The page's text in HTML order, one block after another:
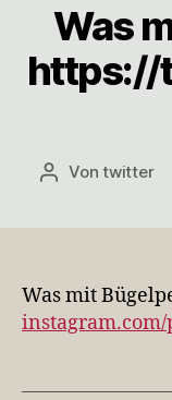
Was
https://
Beitragsautor
Vontwitter
Was mit
instagram.com/